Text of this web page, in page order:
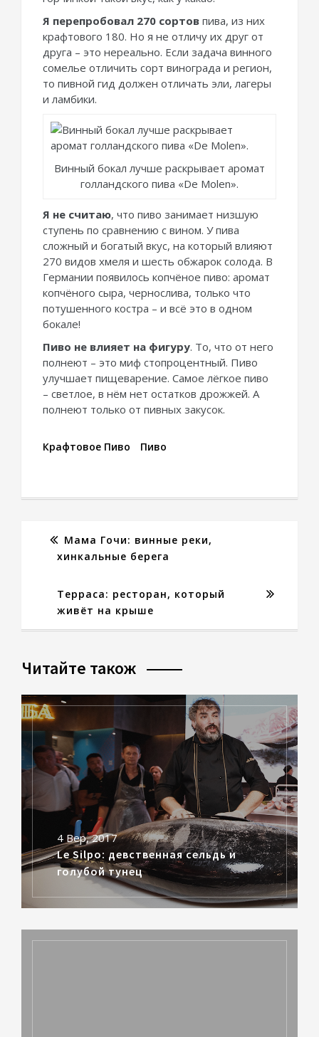
Я перепробовал 270 сортов пива, из них
крафтового 180. Но я не отличу их друг от
друга – это нереально. Если задача винного
сомелье отличить сорт винограда и регион,
то пивной гид должен отличать эли, лагеры
и ламбики.
Винный бокал лучше раскрывает аромат
голландского пива «De Molen».
Я не считаю, что пиво занимает низшую
ступень по сравнению с вином. У пива
сложный и богатый вкус, на который влияют
270 видов хмеля и шесть обжарок солода. В
Германии появилось копчёное пиво: аромат
копчёного сыра, чернослива, только что
потушенного костра – и всё это в одном
бокале!
Пиво не влияет на фигуру. То, что от него
полнеют – это миф стопроцентный. Пиво
улучшает пищеварение. Самое лёгкое пиво
– светлое, в нём нет остатков дрожжей. А
полнеют только от пивных закусок.
Крафтовое Пиво Пиво
Мама Гочи: винные реки,
хинкальные берега
Терраса: ресторан, который
живёт на крыше
Читайте також
4 Вер, 2017
Le Silpo: девственная сельдь и
голубой тунец